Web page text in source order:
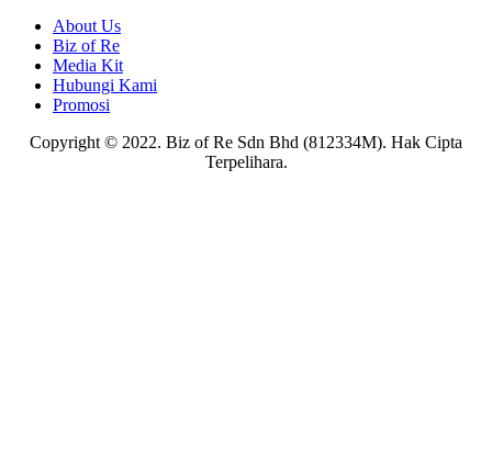
About Us
Biz of Re
Media Kit
Hubungi Kami
Promosi
Copyright © 2022. Biz of Re Sdn Bhd (812334M). Hak Cipta
Terpelihara.